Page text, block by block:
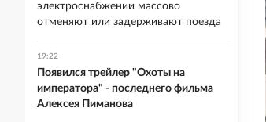
электроснабжении массово
отменяют или задерживают поезда
19:22
Появился трейлер "Охоты на
императора" - последнего фильма
Алексея Пиманова